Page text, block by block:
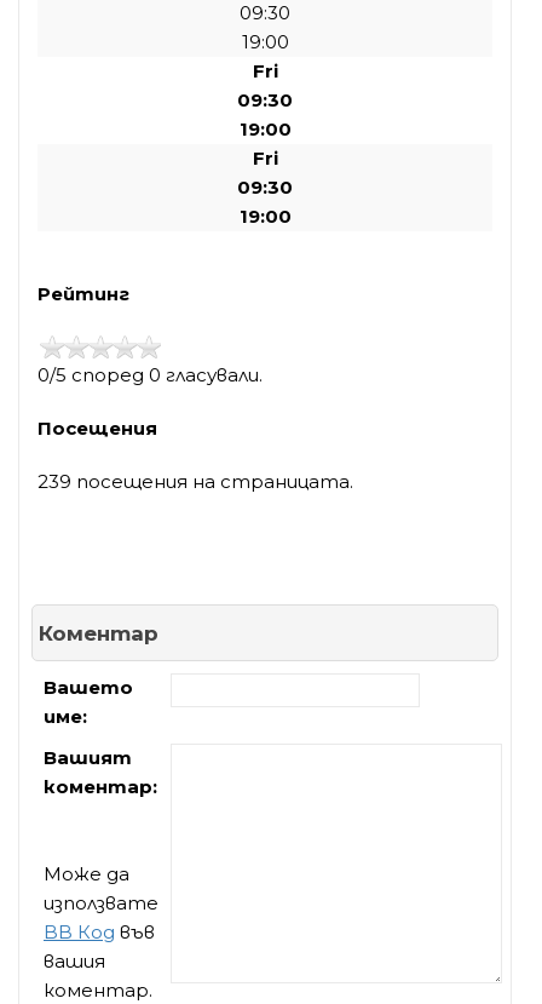
09:30
19:00
Fri
09:30
19:00
Fri
09:30
19:00
Рейтинг
0/5 според 0 гласували.
Посещения
239 посещения на страницата.
Коментар
Вашето
име:
Вашият
коментар:
Може да
използвате
BB Код във
вашия
коментар.